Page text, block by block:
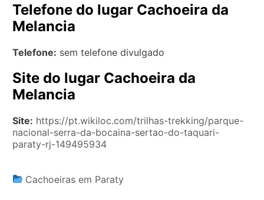
Telefone do lugar Cachoeira da
Melancia
Telefone: sem telefone divulgado
Site do lugar Cachoeira da
Melancia
Site: https://pt.wikiloc.com/trilhas-trekking/parque-
nacional-serra-da-bocaina-sertao-do-taquari-
paraty-rj-149495934
Cachoeiras em Paraty